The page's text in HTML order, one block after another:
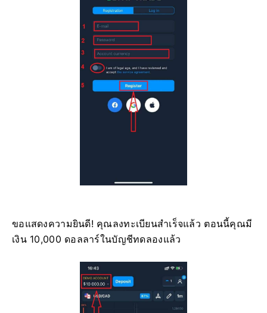
ขอแสดงความยินดี! คุณลงทะเบียนสำเร็จแล้ว ตอนนี้คุณมี
เงิน 10,000 ดอลลาร์ในบัญชีทดลองแล้ว